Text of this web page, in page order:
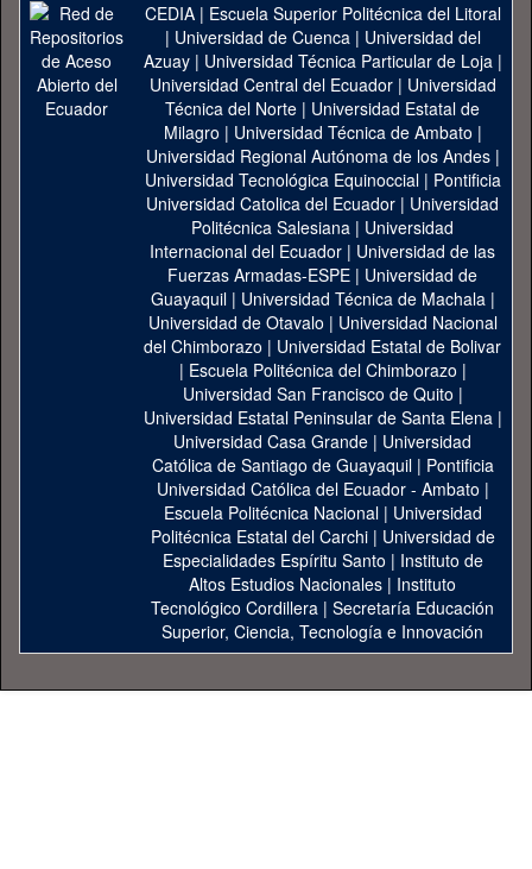
CEDIA| Escuela Superior Politécnica del Litoral
| Universidad de Cuenca| Universidad del
Azuay| Universidad Técnica Particular de Loja|
Universidad Central del Ecuador| Universidad
Técnica del Norte | Universidad Estatal de
Milagro | Universidad Técnica de Ambato |
Universidad Regional Autónoma de los Andes|
Universidad Tecnológica Equinoccial| Pontificia
Universidad Catolica del Ecuador | Universidad
Politécnica Salesiana | Universidad
Internacional del Ecuador | Universidad de las
Fuerzas Armadas-ESPE | Universidad de
Guayaquil| Universidad Técnica de Machala|
Universidad de Otavalo | Universidad Nacional
del Chimborazo | Universidad Estatal de Bolivar
| Escuela Politécnica del Chimborazo |
Universidad San Francisco de Quito |
Universidad Estatal Peninsular de Santa Elena|
Universidad Casa Grande | Universidad
Católica de Santiago de Guayaquil| Pontificia
Universidad Católica del Ecuador - Ambato |
Escuela Politécnica Nacional| Universidad
Politécnica Estatal del Carchi| Universidad de
Especialidades Espíritu Santo | Instituto de
Altos Estudios Nacionales | Instituto
Tecnológico Cordillera | Secretaría Educación
Superior, Ciencia, Tecnología e Innovación